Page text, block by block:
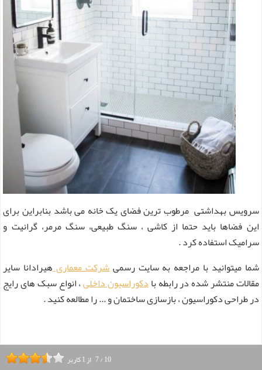
سرویس بهداشتی مرطوب ترین فضای یک خانه می باشد بنابراین برای
این فضاها باید حتما از کاشی ، سنگ طبیعی، سنگ مرمر، گرانیت و
سرامیک استفاده کرد .
شما میتوانید با مراجعه به سایت رسمیشرکت معماریهیرادانا سایر
مقالات منتشر شده در رابطه بادکوراسیون داخلی، انواع سبک های رایج
در طراحی دکوراسیون ، بازسازی ساختمان و ... را مطالعه کنید .
7/10 از1کاربر